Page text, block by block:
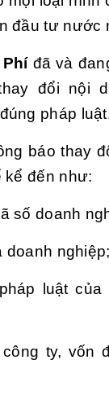
đầu tư nước
đã và
đổi nội
pháp
báo thay
kể đến như:
số doanh
doanh
luật của
ty, vốn